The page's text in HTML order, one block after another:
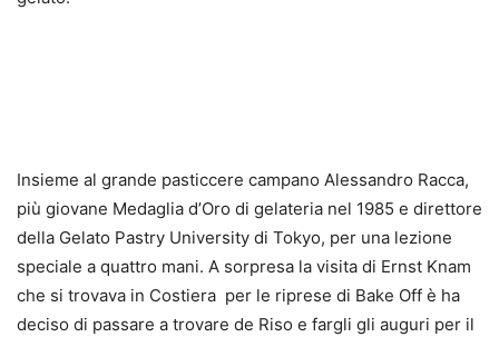
Insieme al grande pasticcere campano Alessandro Racca,
più giovane Medaglia d’Oro di gelateria nel 1985 e direttore
della Gelato Pastry University di Tokyo, per una lezione
speciale a quattro mani. A sorpresa la visita di Ernst Knam
che si trovava in Costiera per le riprese di Bake Off è ha
deciso di passare a trovare de Riso e fargli gli auguri per il